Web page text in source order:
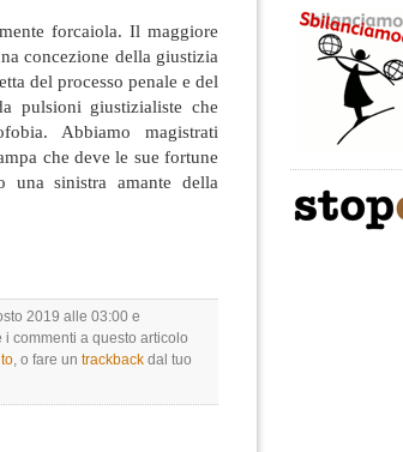
forcaiola. Il maggiore
concezione della giustizia
del processo penale e del
pulsioni giustizialiste che
Abbiamo magistrati
che deve le sue fortune
una sinistra amante della
2019 alle 03:00 e
i commenti a questo articolo
, o fare un trackback dal tuo